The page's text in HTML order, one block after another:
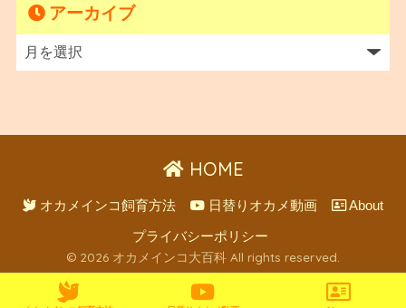
アーカイブ
HOME
オカメインコ飼育方法 日替りオカメ動画 About
プライバシーポリシー
© 2026 オカメインコ大百科 All rights reserved.